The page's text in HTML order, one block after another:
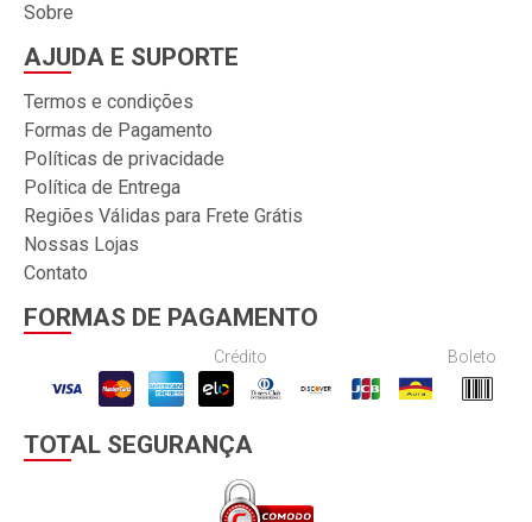
Sobre
AJUDA E SUPORTE
Termos e condições
Formas de Pagamento
Políticas de privacidade
Política de Entrega
Regiões Válidas para Frete Grátis
Nossas Lojas
Contato
FORMAS DE PAGAMENTO
Crédito Boleto
TOTAL SEGURANÇA